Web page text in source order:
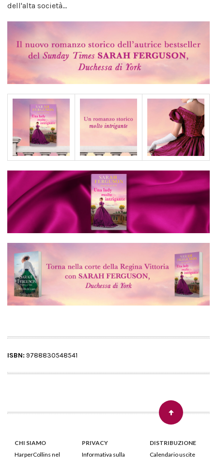
dell'alta società...
ISBN: 9788830548541
CHI SIAMO
HarperCollins nel
PRIVACY
Informativa sulla
DISTRIBUZIONE
Calendario uscite